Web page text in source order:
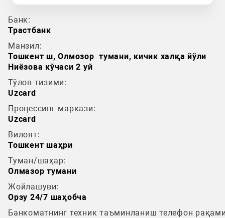
Банк:
Трастбанк
Манзил:
Тошкент ш, Олмозор тумани, кичик халқа йўли
Ниёзова кўчаси 2 уй
Тўлов тизими:
Uzcard
Процессинг маркази:
Uzcard
Вилоят:
Тошкент шаҳри
Туман/шаҳар:
Олмазор тумани
Жойлашуви:
Орзу 24/7 шаҳобча
Банкоматнинг техник таъминланиш телефон